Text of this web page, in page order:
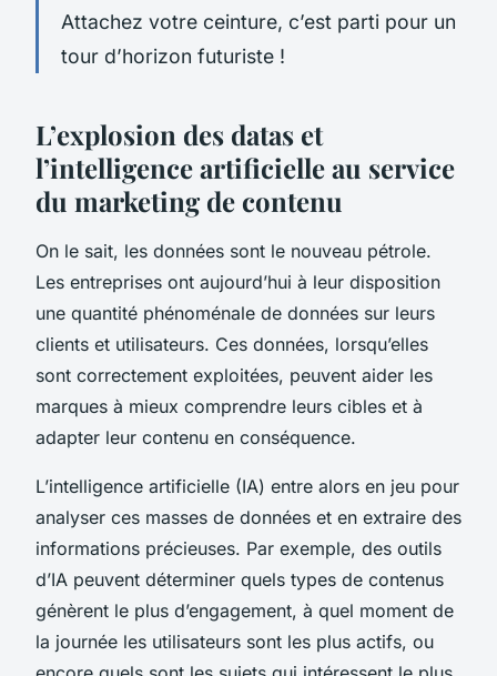
Attachez votre ceinture, c’est parti pour un
tour d’horizon futuriste !
L’explosion des datas et
l’intelligence artificielle au service
du marketing de contenu
On le sait, les données sont le nouveau pétrole.
Les entreprises ont aujourd’hui à leur disposition
une quantité phénoménale de données sur leurs
clients et utilisateurs. Ces données, lorsqu’elles
sont correctement exploitées, peuvent aider les
marques à mieux comprendre leurs cibles et à
adapter leur contenu en conséquence.
L’intelligence artificielle (IA) entre alors en jeu pour
analyser ces masses de données et en extraire des
informations précieuses. Par exemple, des outils
d’IA peuvent déterminer quels types de contenus
génèrent le plus d’engagement, à quel moment de
la journée les utilisateurs sont les plus actifs, ou